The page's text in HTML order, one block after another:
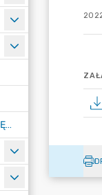
POLITYKA CIĄGŁOŚCI DZIAŁANIA URZĘDU MIASTA ŻORY